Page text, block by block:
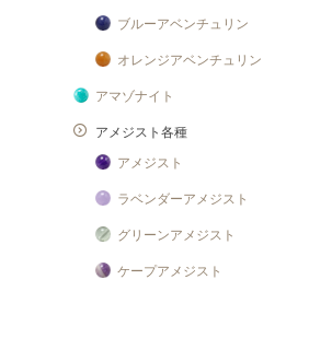
ブルーアベンチュリン
オレンジアベンチュリン
アマゾナイト
アメジスト各種
アメジスト
ラベンダーアメジスト
グリーンアメジスト
ケープアメジスト